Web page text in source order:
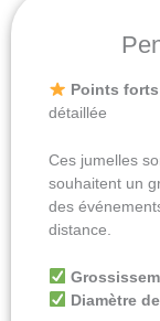
Points forts
détaillée
Ces jumelles
souhaitent un
des
distance.
Diamètre